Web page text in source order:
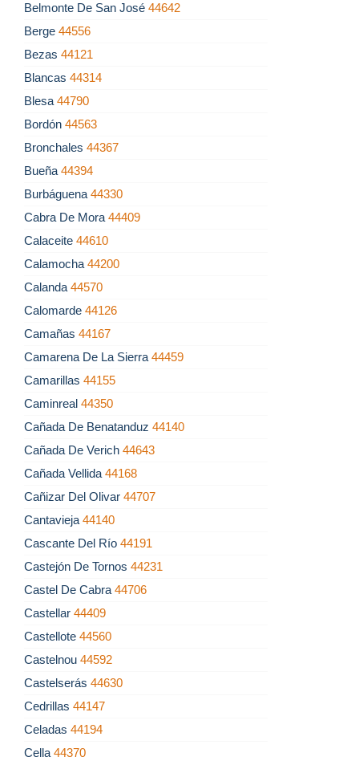
Belmonte De San José 44642
Berge 44556
Bezas 44121
Blancas 44314
Blesa 44790
Bordón 44563
Bronchales 44367
Bueña 44394
Burbáguena 44330
Cabra De Mora 44409
Calaceite 44610
Calamocha 44200
Calanda 44570
Calomarde 44126
Camañas 44167
Camarena De La Sierra 44459
Camarillas 44155
Caminreal 44350
Cañada De Benatanduz 44140
Cañada De Verich 44643
Cañada Vellida 44168
Cañizar Del Olivar 44707
Cantavieja 44140
Cascante Del Río 44191
Castejón De Tornos 44231
Castel De Cabra 44706
Castellar 44409
Castellote 44560
Castelnou 44592
Castelserás 44630
Cedrillas 44147
Celadas 44194
Cella 44370